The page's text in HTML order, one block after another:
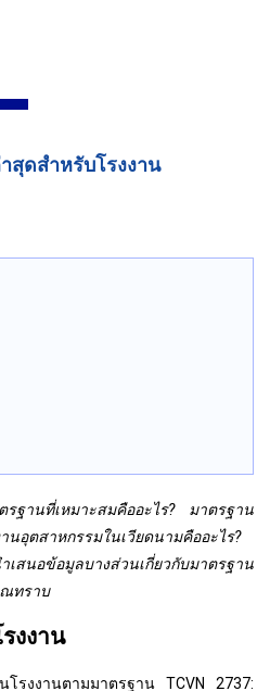
สุดสำหรับโรงงาน
ม
รฐานที่เหมาะสมคืออะไร? มาตรฐาน
นอุตสาหกรรมในเวียดนามคืออะไร?
เสนอข้อมูลบางส่วนเกี่ยวกับมาตรฐาน
ณทราบ
งงาน
รงงานตามมาตรฐาน TCVN 2737: